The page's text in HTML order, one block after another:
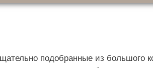
подобранные из большого